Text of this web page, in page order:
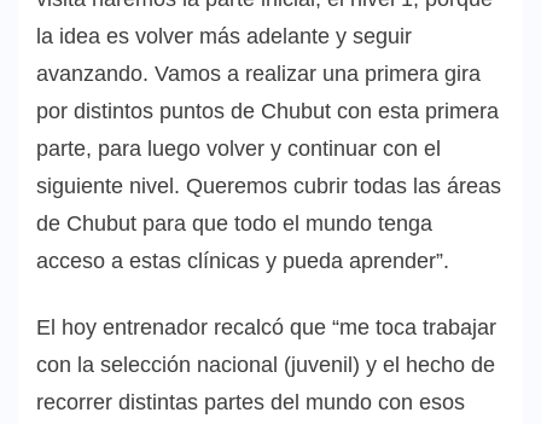
la idea es volver más adelante y seguir
avanzando. Vamos a realizar una primera gira
por distintos puntos de Chubut con esta primera
parte, para luego volver y continuar con el
siguiente nivel. Queremos cubrir todas las áreas
de Chubut para que todo el mundo tenga
acceso a estas clínicas y pueda aprender”.
El hoy entrenador recalcó que “me toca trabajar
con la selección nacional (juvenil) y el hecho de
recorrer distintas partes del mundo con esos